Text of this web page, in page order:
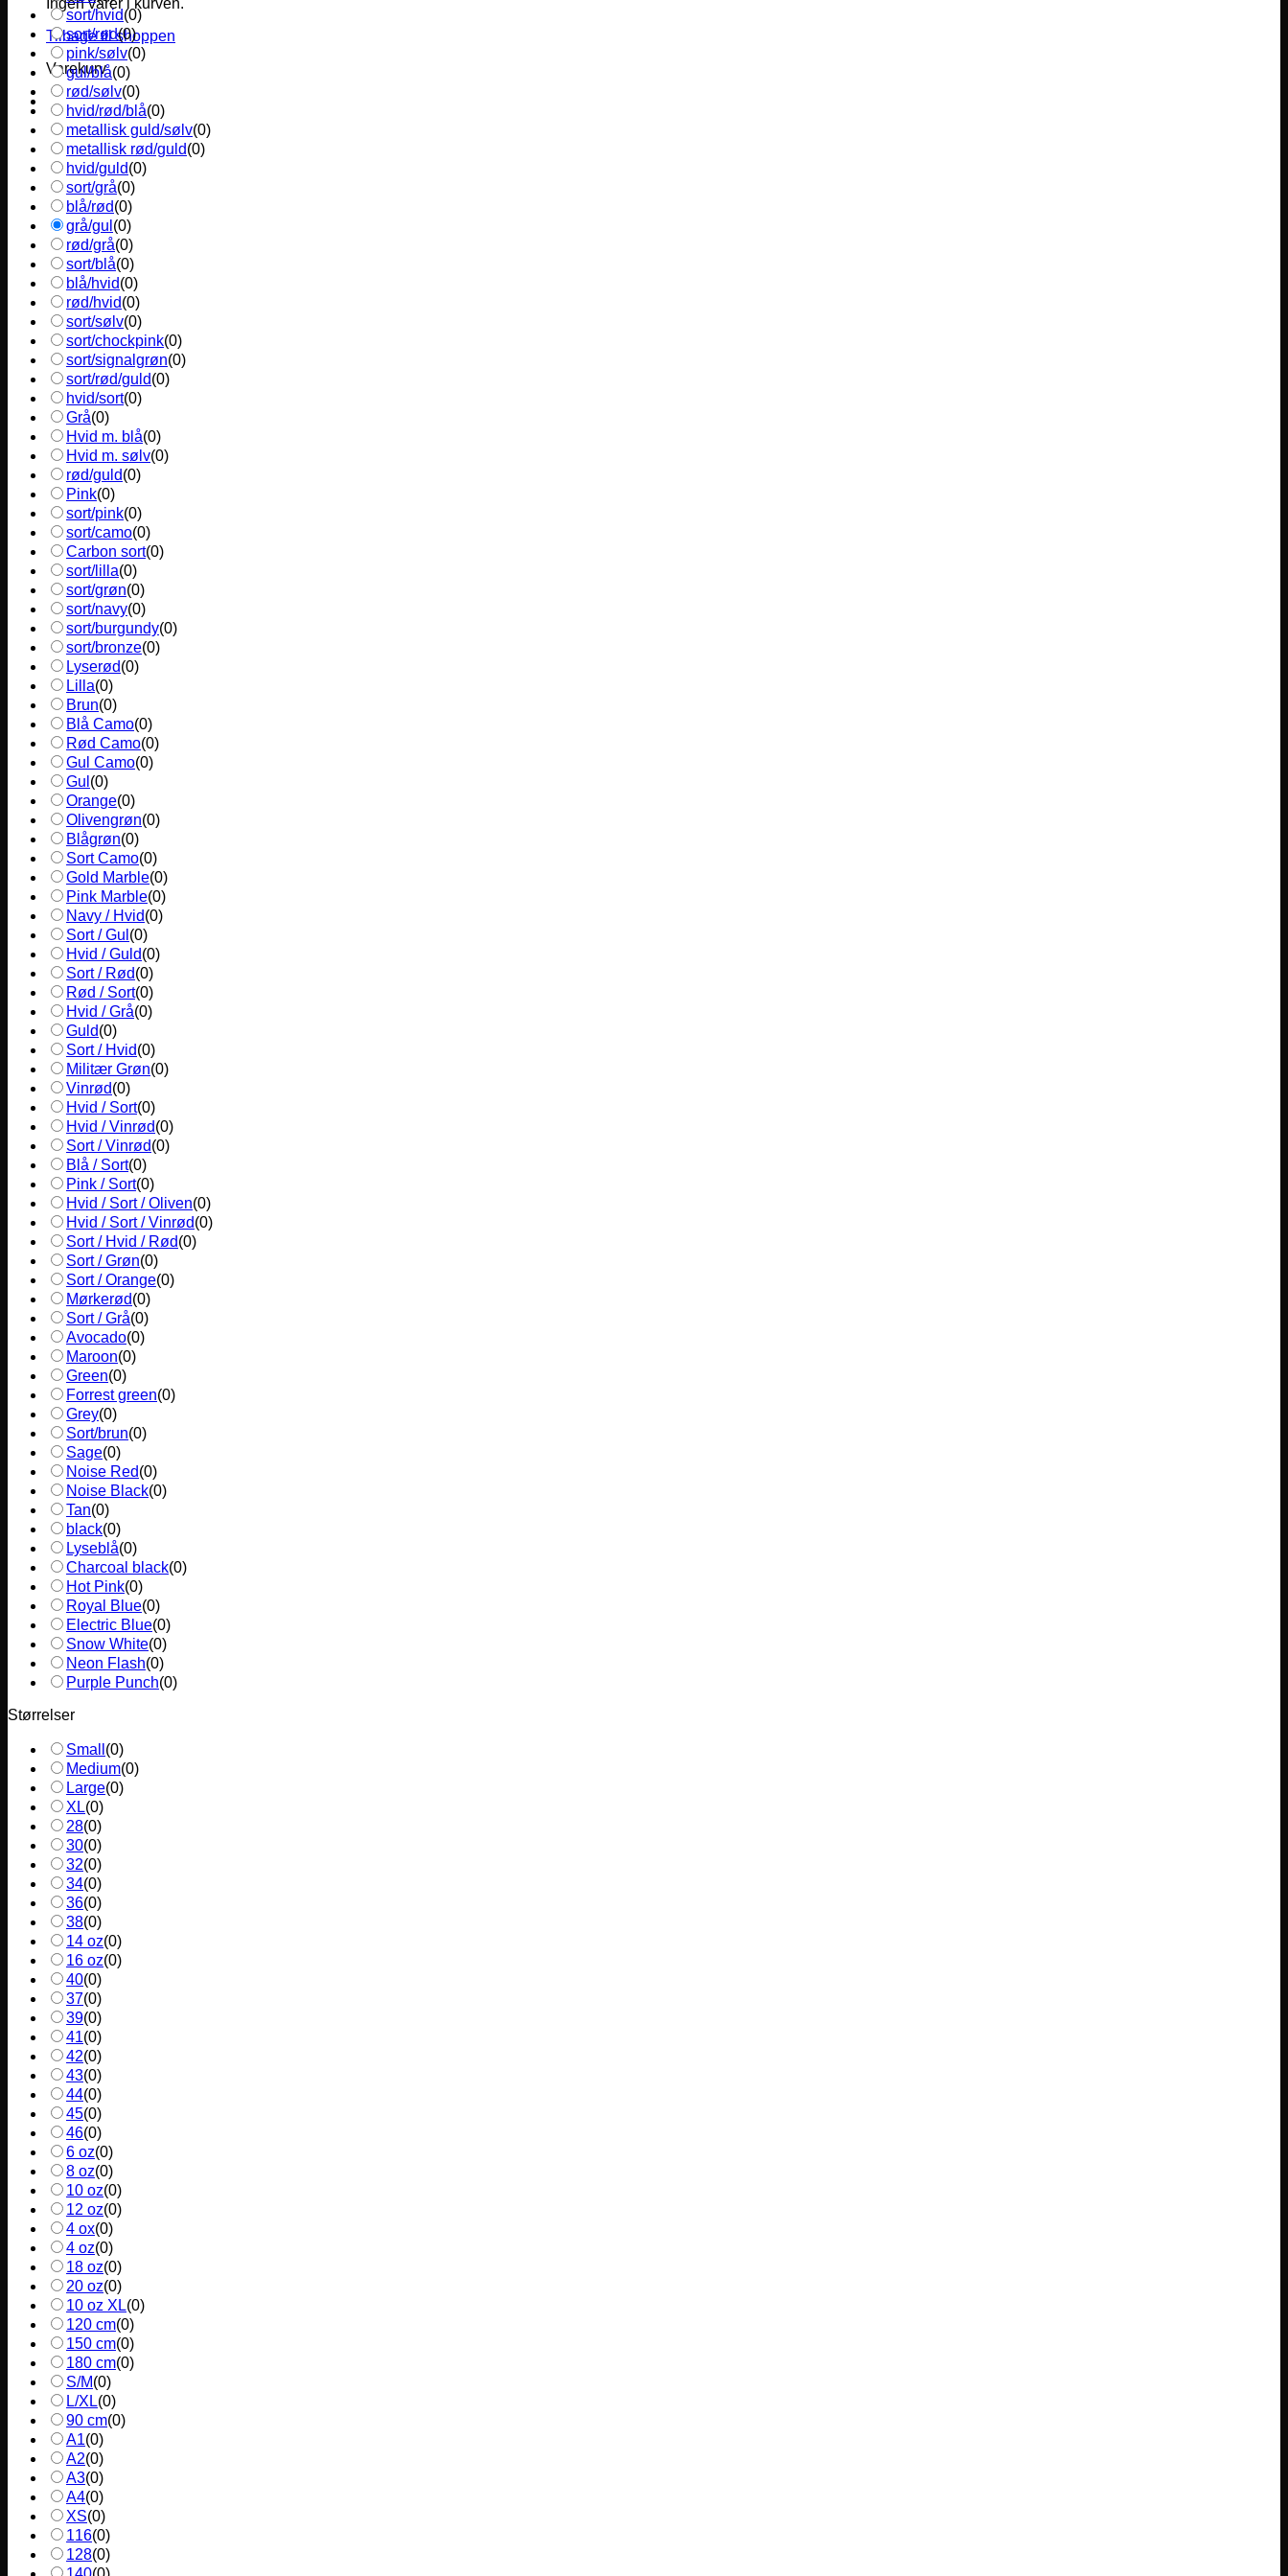
Ingen varer i kurven.
Tilbage til shoppen
Varekurv
sort/hvid(0)
sort/rød(0)
pink/sølv(0)
gul/blå(0)
rød/sølv(0)
hvid/rød/blå(0)
metallisk guld/sølv(0)
metallisk rød/guld(0)
hvid/guld(0)
sort/grå(0)
blå/rød(0)
grå/gul (0)
rød/grå(0)
sort/blå(0)
blå/hvid(0)
rød/hvid(0)
sort/sølv(0)
sort/chockpink(0)
sort/signalgrøn(0)
sort/rød/guld(0)
hvid/sort(0)
Grå(0)
Hvid m. blå(0)
Hvid m. sølv(0)
rød/guld(0)
Pink(0)
sort/pink(0)
sort/camo(0)
Carbon sort(0)
sort/lilla(0)
sort/grøn(0)
sort/navy(0)
sort/burgundy(0)
sort/bronze(0)
Lyserød(0)
Lilla(0)
Brun(0)
Blå Camo(0)
Rød Camo(0)
Gul Camo(0)
Gul (0)
Orange(0)
Olivengrøn(0)
Blågrøn(0)
Sort Camo(0)
Gold Marble(0)
Pink Marble(0)
Navy / Hvid(0)
Sort / Gul (0)
Hvid / Guld(0)
Sort / Rød(0)
Rød / Sort(0)
Hvid / Grå(0)
Guld(0)
Sort / Hvid(0)
Militær Grøn(0)
Vinrød(0)
Hvid / Sort(0)
Hvid / Vinrød(0)
Sort / Vinrød(0)
Blå / Sort(0)
Pink / Sort(0)
Hvid / Sort / Oliven(0)
Hvid / Sort / Vinrød(0)
Sort / Hvid / Rød(0)
Sort / Grøn(0)
Sort / Orange(0)
Mørkerød(0)
Sort / Grå(0)
Avocado(0)
Maroon(0)
Green(0)
Forrest green(0)
Grey(0)
Sort/brun(0)
Sage(0)
Noise Red(0)
Noise Black(0)
Tan(0)
black(0)
Lyseblå(0)
Charcoal black(0)
Hot Pink(0)
Royal Blue(0)
Electric Blue(0)
Snow White(0)
Neon Flash(0)
Purple Punch(0)
Størrelser
Small (0)
Medium(0)
Large(0)
XL(0)
28(0)
30(0)
32(0)
34(0)
36(0)
38(0)
14 oz(0)
16 oz(0)
40(0)
37(0)
39(0)
41(0)
42(0)
43(0)
44(0)
45(0)
46(0)
6 oz(0)
8 oz(0)
10 oz(0)
12 oz(0)
4 ox(0)
4 oz(0)
18 oz(0)
20 oz(0)
10 oz XL(0)
120 cm(0)
150 cm(0)
180 cm(0)
S/M(0)
L/XL(0)
90 cm(0)
A1(0)
A2(0)
A3(0)
A4(0)
XS(0)
116(0)
128(0)